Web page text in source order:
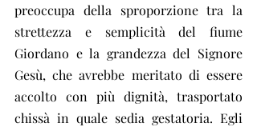
preoccupa della sproporzione tra la
strettezza e semplicità del fiume
Giordano e la grandezza del Signore
Gesù, che avrebbe meritato di essere
accolto con più dignità, trasportato
chissà in quale sedia gestatoria. Egli